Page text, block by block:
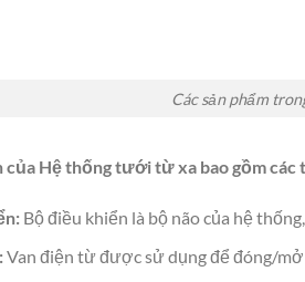
Các sản phẩm
của Hệ thống tưới từ xa bao gồm các
Bộ điều khiển là bộ não của hệ
Van điện từ được sử dụng để đóng/